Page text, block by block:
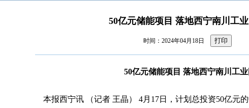
50亿元储能项目 落地西宁南川工
时间：2024年04月18日 打印
50亿元储能项目 落地西宁南川工
本报西宁讯 （记者 王晶） 4月 17日，计划总投资50亿元